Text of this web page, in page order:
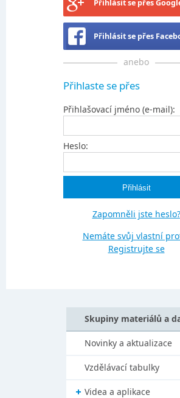
Přihlásit se přes
Přihlásit se přes
anebo
Přihlaste se přes
Přihlašovací jméno (e-mail):
Heslo:
Zapomněli jste heslo?
Nemáte svůj vlastní
Registrujte se
Skupiny materiálů a
Novinky a aktualizace
Vzdělávací tabulky
Videa a aplikace